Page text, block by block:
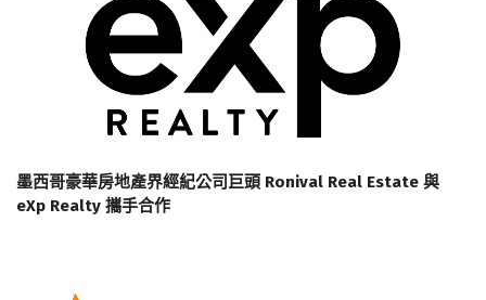
墨西哥豪華房地產界經紀公司巨頭 Ronival Real Estate 與
eXp Realty 攜手合作